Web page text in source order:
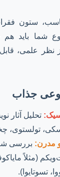
ستون
شما باید
علمی، قابل
جذاب
تحلیل آثار
تولستوی،
مدرن: بررسی
(مثلاً
تسوتایوا).